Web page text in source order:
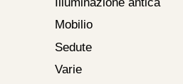
Mobilio
Sedute
Varie